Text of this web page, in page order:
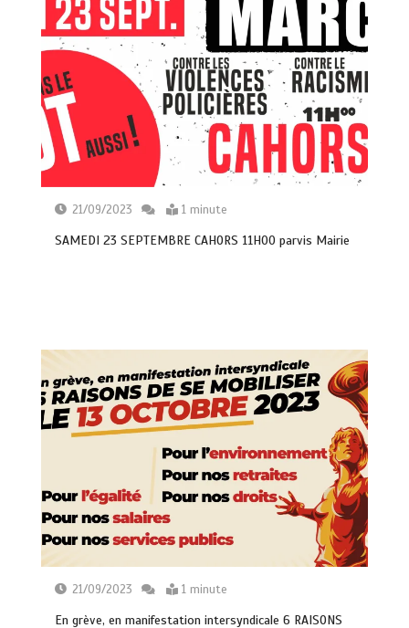
21/09/2023 1 minute
SAMEDI 23 SEPTEMBRE CAHORS 11H00 parvis Mairie
21/09/2023 1 minute
En grève, en manifestation intersyndicale 6 RAISONS